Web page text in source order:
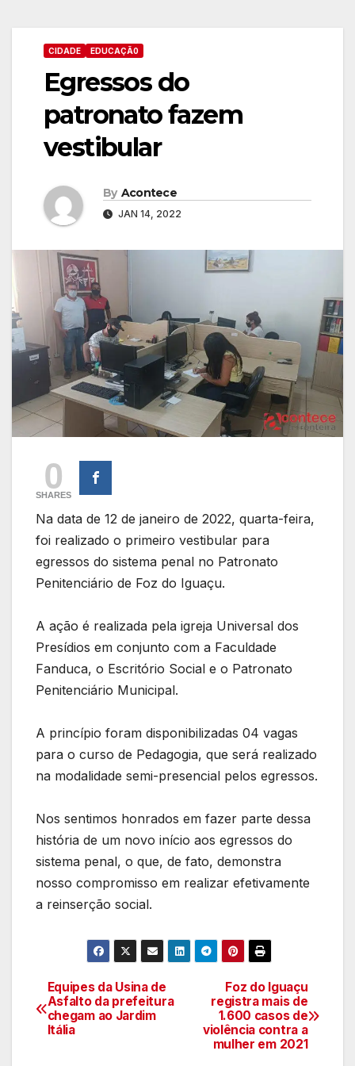
CIDADE EDUCAÇÃ0
Egressos do
patronato fazem
vestibular
By Acontece
JAN 14, 2022
0
SHARES
Na data de 12 de janeiro de 2022, quarta-feira,
foi realizado o primeiro vestibular para
egressos do sistema penal no Patronato
Penitenciário de Foz do Iguaçu.
A ação é realizada pela igreja Universal dos
Presídios em conjunto com a Faculdade
Fanduca, o Escritório Social e o Patronato
Penitenciário Municipal.
A princípio foram disponibilizadas 04 vagas
para o curso de Pedagogia, que será realizado
na modalidade semi-presencial pelos egressos.
Nos sentimos honrados em fazer parte dessa
história de um novo início aos egressos do
sistema penal, o que, de fato, demonstra
nosso compromisso em realizar efetivamente
a reinserção social.
Navegação
de
Foz do Iguaçu
registra mais de
1.600 casos de
violência contra a
mulher em 2021
Equipes da Usina de
Asfalto da prefeitura
chegam ao Jardim
Itália